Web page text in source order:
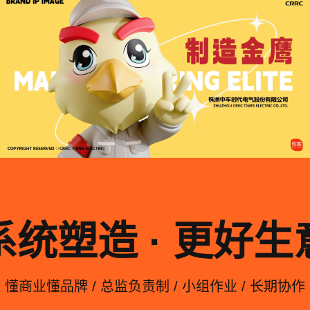
统塑造 · 更好生
懂商业懂品牌 / 总监负责制 / 小组作业 / 长期协作